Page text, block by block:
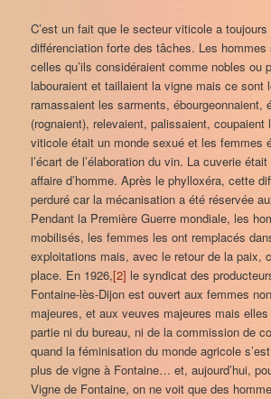
C’est un fait que le secteur viticole a toujours
différenciation forte des tâches. Les hommes
celles qu’ils considéraient comme nobles ou
labouraient et taillaient la vigne mais ce sont
ramassaient les sarments, ébourgeonnaient,
(rognaient), relevaient, palissaient, coupaient
viticole était un monde sexué et les femmes
l’écart de l’élaboration du vin. La cuverie
affaire d’homme. Après le phylloxéra, cette
perduré car la mécanisation a été réservée
Pendant la Première Guerre mondiale, les
mobilisés, les femmes les ont remplacés
exploitations mais, avec le retour de la paix,
place. En 1926,[2] le syndicat des
Fontaine-lès-Dijon est ouvert aux femmes
majeures, et aux veuves majeures mais
partie ni du bureau, ni de la commission de
quand la féminisation du monde agricole
plus de vigne à Fontaine… et, aujourd’hui,
Vigne de Fontaine, on ne voit que des